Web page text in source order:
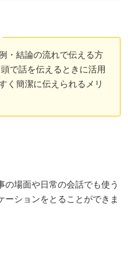
・結論の流れで伝える方
で話を伝えるときに活用
く簡潔に伝えられるメリ
の場面や日常の会話でも使う
ーションをとることができま